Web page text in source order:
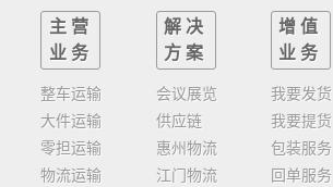
主营
业务
整车运输
大件运输
零担运输
物流运输
解决
方案
会议展览
供应链
惠州物流
江门物流
增值
业务
我要发货
我要提货
包装服务
回单服务